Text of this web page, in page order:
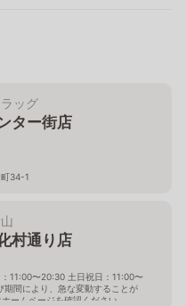
ッグ
ター街店
34-1
村通り店
11:00〜20:30 土日祝日：11:00〜
期間により、急な変動することが
ームページを確認ください